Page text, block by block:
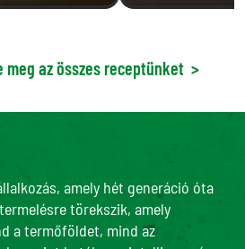
meg az összes receptünket >
amely hét generáció óta
törekszik, amely
a termőföldet, mind az